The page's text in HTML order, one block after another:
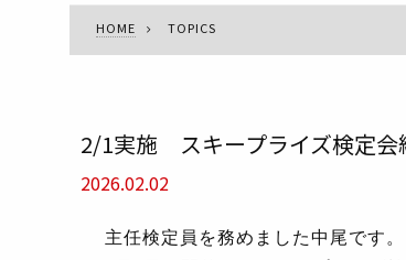
HOME TOPICS
2/1実施 スキープライズ検定会
2026.02.02
主任検定員を務めました中尾です。